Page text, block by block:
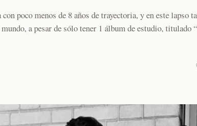
poco menos de 8 años de trayectoria, y en este lapso
a pesar de sólo tener 1 álbum de estudio, titulado